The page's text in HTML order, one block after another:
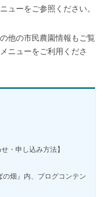
ューをご参照ください。
他の市民農園情報もご覧
ニューをご利用くださ
・申し込み方法】
畑』内、ブログコンテン